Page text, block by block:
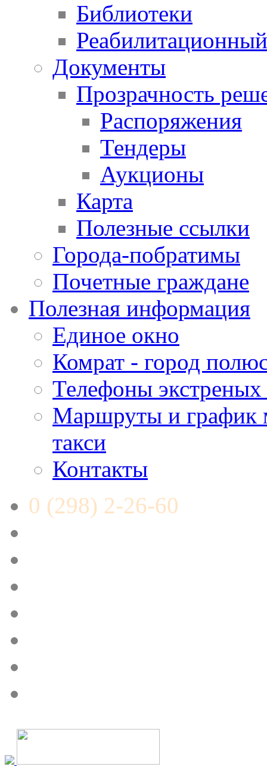
Библиотеки
Документы
Прозрачность
Распоряжения
Тендеры
Аукционы
Карта
Полезные ссылки
Города-побратимы
Почетные граждане
Полезная информация
Единое окно
Комрат - город
Телефоны
Маршруты и график
такси
Контакты
0 (298) 2-26-60